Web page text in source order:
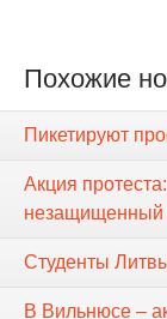
Похожие
Пикетируют
Акция
незащищенный
Студенты
В Вильнюсе –